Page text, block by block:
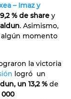
– Imaz y
9,2 % de share y
. Asimismo,
momento
la victoria
logró un
un 13,2 % de
000